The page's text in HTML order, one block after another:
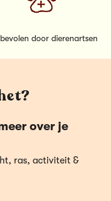
door dierenartsen
over je
ras, activiteit &